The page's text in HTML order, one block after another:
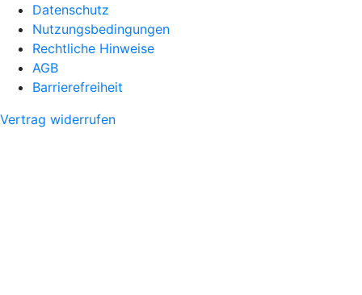
Datenschutz
Nutzungsbedingungen
Rechtliche Hinweise
AGB
Barrierefreiheit
Vertrag widerrufen